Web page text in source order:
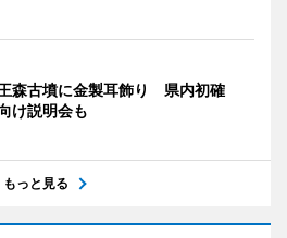
森古墳に金製耳飾り 県内初確
け説明会も
もっと見る